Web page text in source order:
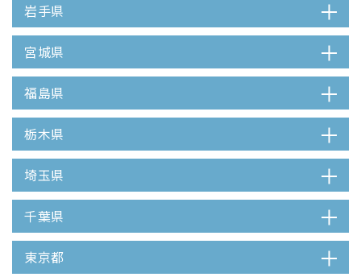
岩手県
宮城県
福島県
栃木県
埼玉県
千葉県
東京都